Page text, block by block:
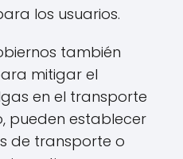
los usuarios.
también
mitigar el
en el transporte
pueden establecer
de transporte o